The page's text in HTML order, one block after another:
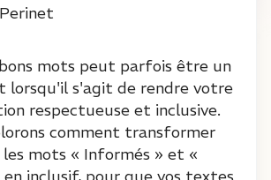
mots peut parfois être un
lorsqu'il s'agit de rendre votre
respectueuse et inclusive.
comment transformer
mots « Informés » et «